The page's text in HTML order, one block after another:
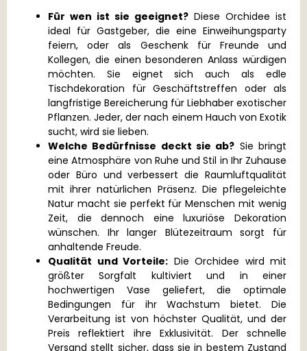
Für wen ist sie geeignet? Diese Orchidee ist
ideal für Gastgeber, die eine Einweihungsparty
feiern, oder als Geschenk für Freunde und
Kollegen, die einen besonderen Anlass würdigen
möchten. Sie eignet sich auch als edle
Tischdekoration für Geschäftstreffen oder als
langfristige Bereicherung für Liebhaber exotischer
Pflanzen. Jeder, der nach einem Hauch von Exotik
sucht, wird sie lieben.
Welche Bedürfnisse deckt sie ab? Sie bringt
eine Atmosphäre von Ruhe und Stil in Ihr Zuhause
oder Büro und verbessert die Raumluftqualität
mit ihrer natürlichen Präsenz. Die pflegeleichte
Natur macht sie perfekt für Menschen mit wenig
Zeit, die dennoch eine luxuriöse Dekoration
wünschen. Ihr langer Blütezeitraum sorgt für
anhaltende Freude.
Qualität und Vorteile: Die Orchidee wird mit
größter Sorgfalt kultiviert und in einer
hochwertigen Vase geliefert, die optimale
Bedingungen für ihr Wachstum bietet. Die
Verarbeitung ist von höchster Qualität, und der
Preis reflektiert ihre Exklusivität. Der schnelle
Versand stellt sicher, dass sie in bestem Zustand